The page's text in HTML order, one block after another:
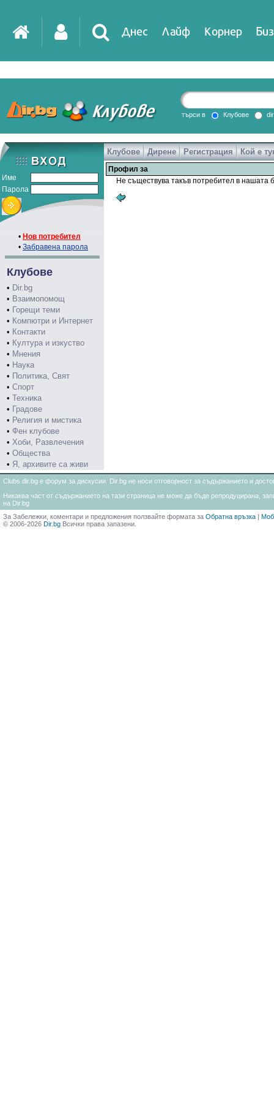
Днес Лайф Корнер
DirTV Impressio
Games
търси в Клубове
Име
Парола
• Нов потребител
• Забравена парола
Клубове
• Dir.bg
• Взаимопомощ
• Горещи теми
• Компютри и Интернет
• Контакти
• Култура и изкуство
• Мнения
• Наука
• Политика, Свят
• Спорт
• Техника
• Градове
• Религия и мистика
• Фен клубове
• Хоби, Развлечения
• Общества
• Я, архивите са живи
Клубове Дирене Регистрация Кой е
Профил за
Не съществува такъв потребител в нашата
Clubs.dir.bg е форум за дискусии. Dir.bg не носи отговорност за съдържанието и
Никаква част от съдържанието на тази страница не може да бъде репродуцирана,
на Dir.bg
За Забележки, коментари и предложения ползвайте формата за Обратна връзка |
© 2006-2026 Dir.bg Всички права запазени.